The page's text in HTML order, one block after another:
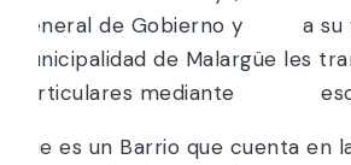
General de Gobierno y a su
Municipalidad de Malargüe les
particulares mediante
Que es un Barrio que cuenta en